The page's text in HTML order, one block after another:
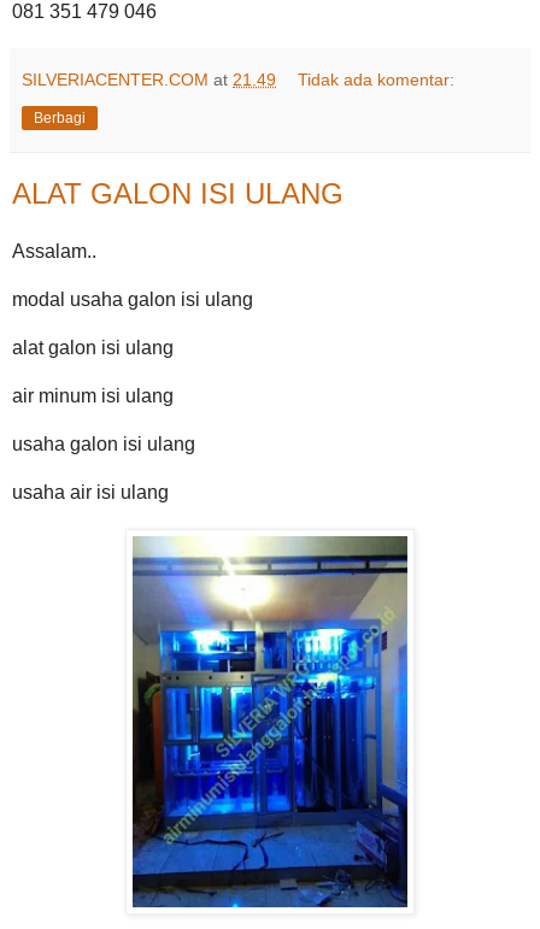
081 351 479 046
SILVERIACENTER.COM at 21.49 Tidak ada komentar:
Berbagi
ALAT GALON ISI ULANG
Assalam..
modal usaha galon isi ulang
alat galon isi ulang
air minum isi ulang
usaha galon isi ulang
usaha air isi ulang